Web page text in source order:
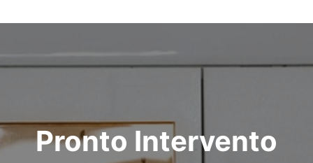
Pronto Intervento